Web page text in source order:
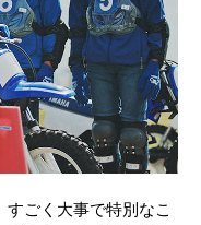
ごく大事で特別なこ